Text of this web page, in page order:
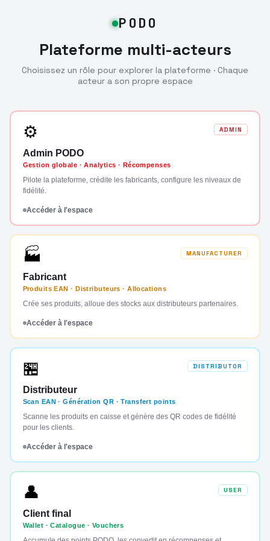
PODO
Plateforme multi-acteurs
Choisissez un rôle pour explorer la plateforme · Chaque
acteur a son propre espace
⚙ ADMIN
Admin PODO
Gestion globale · Analytics · Récompenses
Pilote la plateforme, crédite les fabricants, configure les niveaux de
fidélité.
Accéder à l'espace
🏭 MANUFACTURER
Fabricant
Produits EAN · Distributeurs · Allocations
Crée ses produits, alloue des stocks aux distributeurs partenaires.
Accéder à l'espace
🏪 DISTRIBUTOR
Distributeur
Scan EAN · Génération QR · Transfert points
Scanne les produits en caisse et génère des QR codes de fidélité
pour les clients.
Accéder à l'espace
👤 USER
Client final
Wallet · Catalogue · Vouchers